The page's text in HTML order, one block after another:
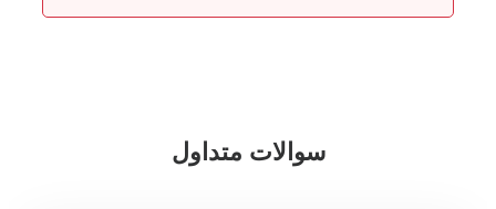
سوالات متداول